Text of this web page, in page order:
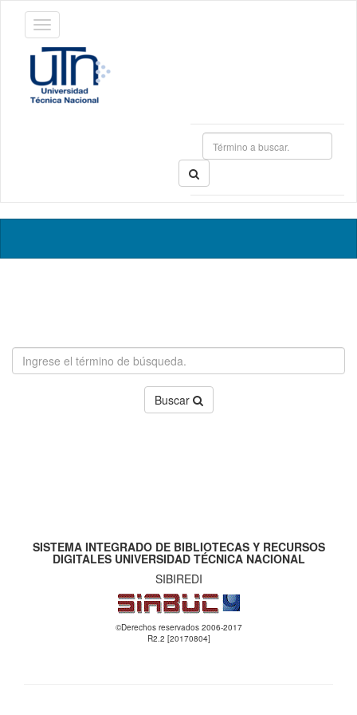
Buscar
SISTEMA INTEGRADO DE BIBLIOTECAS Y RECURSOS
DIGITALES UNIVERSIDAD TÉCNICA NACIONAL
SIBIREDI
©Derechos reservados 2006-2017
R2.2 [20170804]